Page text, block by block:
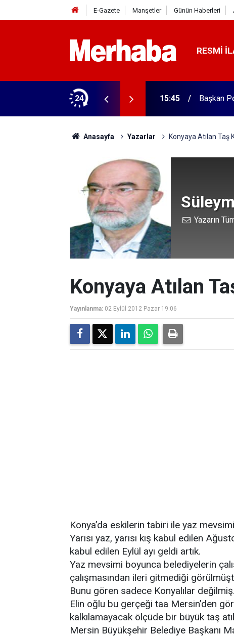
E-Gazete Manşetler Günün Haberleri
RESMI
24
Kampüsü'ne ziyaret 15:45 Başkan
Anasayfa Yazarlar Konyaya Atılan Taş
Yazarın
Konyaya Atılan
Yayınlanma: 02 Eylül 2012 Pazar 19:06
Konya’da eskilerin tabiri ile yaz
Yarısı yaz, yarısı kış kabul edilen
kabul edilen Eylül ayı geldi artık.
Yaz mevsimi boyunca belediyelerin
çalışmasından ileri gitmediği
Bunu gören sadece Konyalılar değilmiş.
Elin oğlu bu gerçeği taa Mersin’den
kalkılamayacak ölçüde bir büyük taş
Mersin Büyükşehir Belediye Başkanı